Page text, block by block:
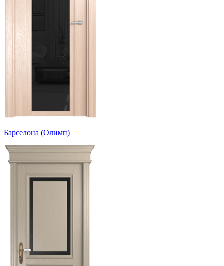
Барселона (Олимп)